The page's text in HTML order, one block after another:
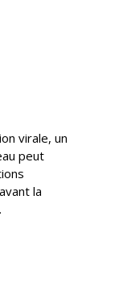
virale, un
peut
la